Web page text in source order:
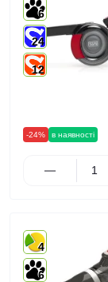
-24% в наявності
6
24
12
4
6